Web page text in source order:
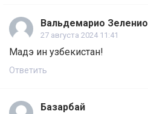
Вальдемарио Зеленио
27 августа 2024 11:41
Мадэ ин узбекистан!
Ответить
Базарбай